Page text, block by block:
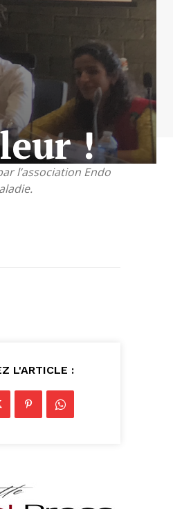
l’association Endo
!
L'ARTICLE :